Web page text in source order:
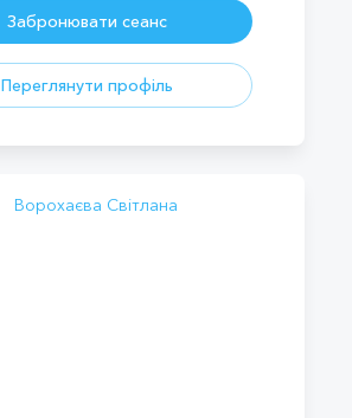
Забронювати сеанс
Переглянути профіль